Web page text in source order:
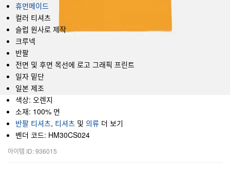
휴먼메이드
컬러 티셔츠
슬럽 원사로 제작
크루넥
반팔
전면 및 후면 목선에 로고 그래픽 프린트
일자 밑단
일본 제조
색상: 오렌지
소재: 100% 면
반팔 티셔츠, 티셔츠 및 의류 더 보기
벤더 코드: HM30CS024
아이템 ID: 936015